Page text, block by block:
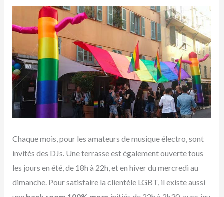
Chaque mois, pour les amateurs de musique électro, sont
invités des DJs. Une terrasse est également ouverte tous
les jours en été, de 18h à 22h, et en hiver du mercredi au
dimanche. Pour satisfaire la clientèle LGBT, il existe aussi